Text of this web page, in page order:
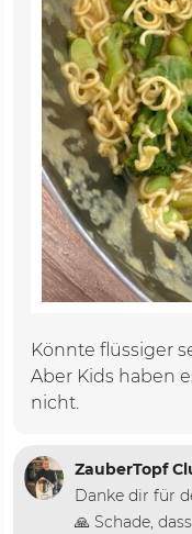
Könnte flüssiger
Aber Kids haben
nicht.
ZauberTopf
Danke dir für
🙏 Schade,